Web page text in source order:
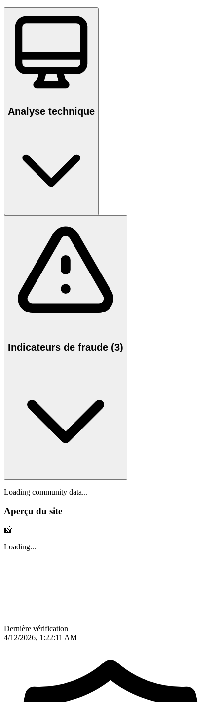
Analyse technique
Indicateurs de fraude (3)
Loading community data...
Aperçu du site
📸
Loading...
Dernière vérification
4/12/2026, 1:22:11 AM